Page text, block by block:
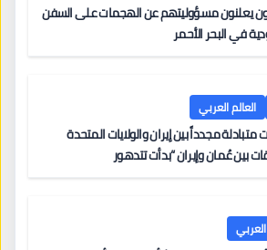
يعلنون مسؤوليتهم عن الهجمات على السفن
في البحر الأحمر
العالم العربي
مجدداً بين إيران والولايات المتحدة
بين عُمان وإيران “بدأت تتدهور